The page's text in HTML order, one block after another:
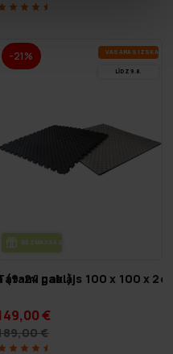
(9-24 gab.)
-21% VA­SA­RAS IZ­SKA­ŅA
LĪDZ 9.8.
BEZ­MAK­SAS PIE­GĀ­DE
paklājs 100 x 100 x
€
€